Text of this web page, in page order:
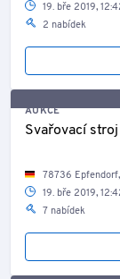
19. bře 2019,
2 nabídek
AUKCE
Svařovací
78736
19. bře 2019,
7 nabídek